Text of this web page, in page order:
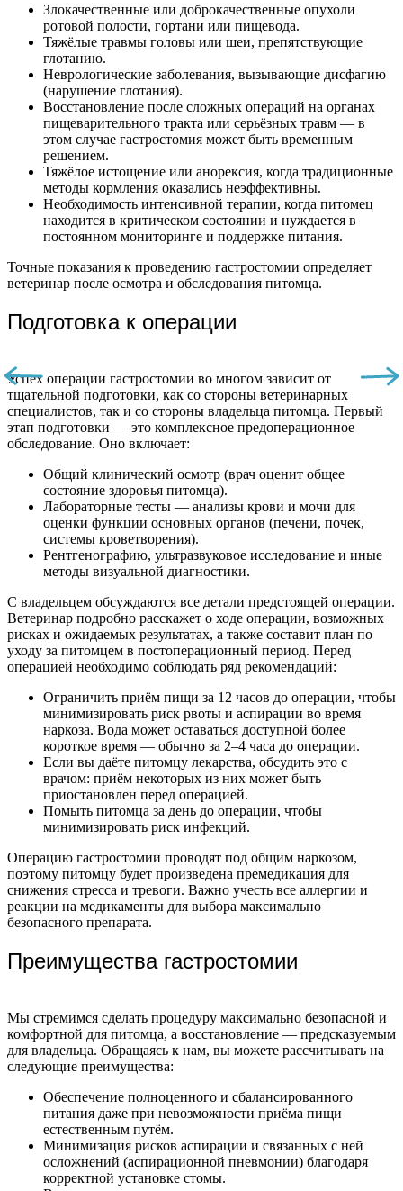
Злокачественные или доброкачественные опухоли
ротовой полости, гортани или пищевода.
Тяжёлые травмы головы или шеи, препятствующие
глотанию.
Неврологические заболевания, вызывающие дисфагию
(нарушение глотания).
Восстановление после сложных операций на органах
пищеварительного тракта или серьёзных травм — в
этом случае гастростомия может быть временным
решением.
Тяжёлое истощение или анорексия, когда традиционные
методы кормления оказались неэффективны.
Необходимость интенсивной терапии, когда питомец
находится в критическом состоянии и нуждается в
постоянном мониторинге и поддержке питания.
Точные показания к проведению гастростомии определяет
ветеринар после осмотра и обследования питомца.
Подготовка к операции
Успех операции гастростомии во многом зависит от
тщательной подготовки, как со стороны ветеринарных
специалистов, так и со стороны владельца питомца. Первый
этап подготовки — это комплексное предоперационное
обследование. Оно включает:
Общий клинический осмотр (врач оценит общее
состояние здоровья питомца).
Лабораторные тесты — анализы крови и мочи для
оценки функции основных органов (печени, почек,
системы кроветворения).
Рентгенографию, ультразвуковое исследование и иные
методы визуальной диагностики.
С владельцем обсуждаются все детали предстоящей операции.
Ветеринар подробно расскажет о ходе операции, возможных
рисках и ожидаемых результатах, а также составит план по
уходу за питомцем в постоперационный период. Перед
операцией необходимо соблюдать ряд рекомендаций:
Ограничить приём пищи за 12 часов до операции, чтобы
минимизировать риск рвоты и аспирации во время
наркоза. Вода может оставаться доступной более
короткое время — обычно за 2–4 часа до операции.
Если вы даёте питомцу лекарства, обсудить это с
врачом: приём некоторых из них может быть
приостановлен перед операцией.
Помыть питомца за день до операции, чтобы
минимизировать риск инфекций.
Операцию гастростомии проводят под общим наркозом,
поэтому питомцу будет произведена премедикация для
снижения стресса и тревоги. Важно учесть все аллергии и
реакции на медикаменты для выбора максимально
безопасного препарата.
Преимущества гастростомии
Мы стремимся сделать процедуру максимально безопасной и
комфортной для питомца, а восстановление — предсказуемым
для владельца. Обращаясь к нам, вы можете рассчитывать на
следующие преимущества:
Обеспечение полноценного и сбалансированного
питания даже при невозможности приёма пищи
естественным путём.
Минимизация рисков аспирации и связанных с ней
осложнений (аспирационной пневмонии) благодаря
корректной установке стомы.